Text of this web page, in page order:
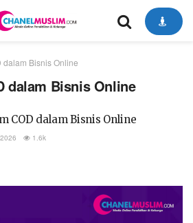
dalam Bisnis Online
dalam Bisnis Online
COD dalam Bisnis Online
1.6k